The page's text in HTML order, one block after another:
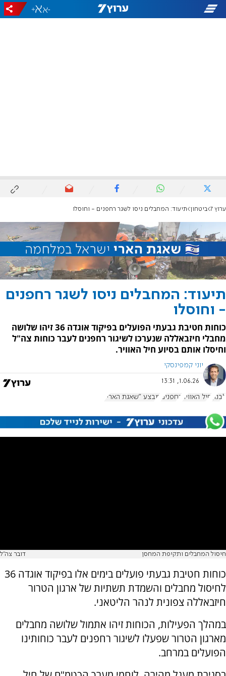
-
+
ערוץ 7 ביטחון תיעוד: המחבלים ניסו לשגר רחפנים - וחוסלו
תיעוד: המחבלים ניסו לשגר רחפנים
- וחוסלו
כוחות חטיבת גבעתי הפועלים בפיקוד אוגדה 36 זיהו שלושה
מחבלי חיזבאללה שנערכו לשיגור רחפנים לעבר כוחות צה"ל
וחיסלו אותם בסיוע חיל האוויר.
יוני קמפינסקי
1.06.26, 13:31
לבנון חיל האוויר רחפנים מבצע "שאגת הארי"
חיסול המחבלים ותקיפת המחסן דובר צה"ל
כוחות חטיבת גבעתי פועלים בימים אלו בפיקוד אוגדה 36
לחיסול מחבלים והשמדת תשתיות של ארגון הטרור
חיזבאללה צפונית לנהר הליטאני.
במהלך הפעילות, הכוחות זיהו אתמול שלושה מחבלים
מארגון הטרור שפעלו לשיגור רחפנים לעבר כוחותינו
הפועלים במרחב.